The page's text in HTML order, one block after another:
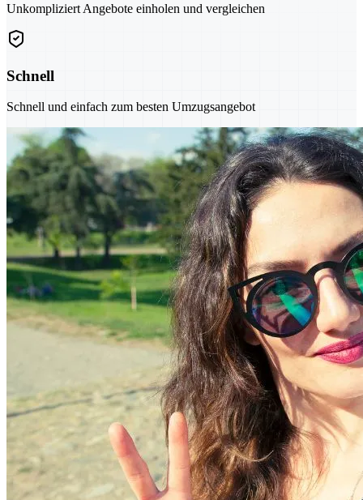
Unkompliziert Angebote einholen und vergleichen
Schnell
Schnell und einfach zum besten Umzugsangebot